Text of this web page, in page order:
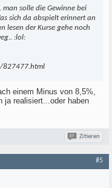
man solle die Gewinne bei
sich da abspielt erinnert an
lesen der Kurse gehe noch
:lol:
einem Minus von 8,5%,
ja realisiert...oder haben
Zitieren
#5